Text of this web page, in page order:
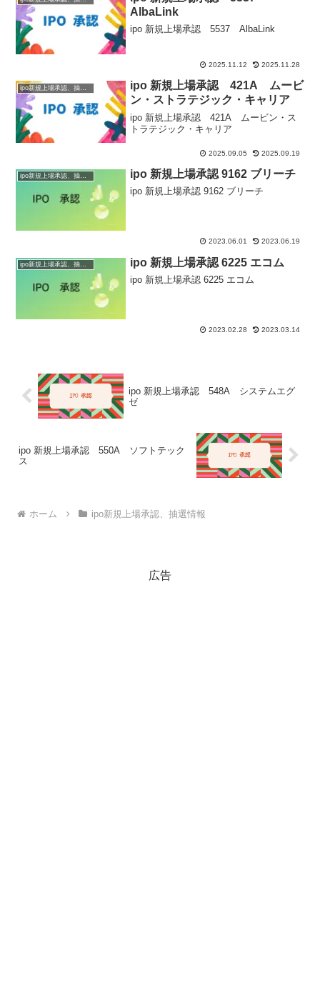
AlbaLink
ipo 新規上場承認 5537 AlbaLink
2025.11.12 2025.11.28
ipo 新規上場承認 421A ムービ
ン・ストラテジック・キャリア
ipo 新規上場承認 421A ムービン・ス
トラテジック・キャリア
2025.09.05 2025.09.19
ipo新規上場承認、抽選情報 ipo 新規上場承認 9162 ブリーチ
ipo 新規上場承認 9162 ブリーチ
2023.06.01 2023.06.19
ipo 新規上場承認 6225 エコム
ipo 新規上場承認 6225 エコム
2023.02.28 2023.03.14
ipo 新規上場承認 548A システムエグ
ゼ
ipo 新規上場承認 550A ソフトテック
ス
ホーム ipo新規上場承認、抽選情報
広告